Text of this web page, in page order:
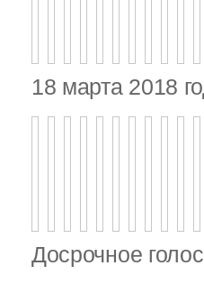
18 марта 2018
Досрочное